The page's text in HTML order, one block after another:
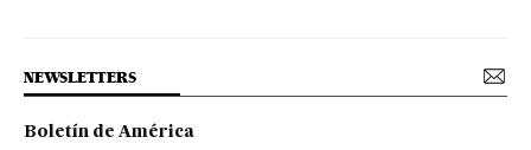
NEWSLETTERS
Boletín de América